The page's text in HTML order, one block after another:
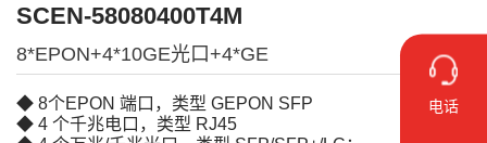
SCEN-58080400T4M
8*EPON+4*10GE光口+4*GE
◆ 8个EPON 端口，类型 GEPON SFP
◆ 4 个千兆电口，类型 RJ45
电话